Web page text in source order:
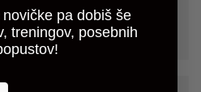
pa dobiš še
treningov, posebnih